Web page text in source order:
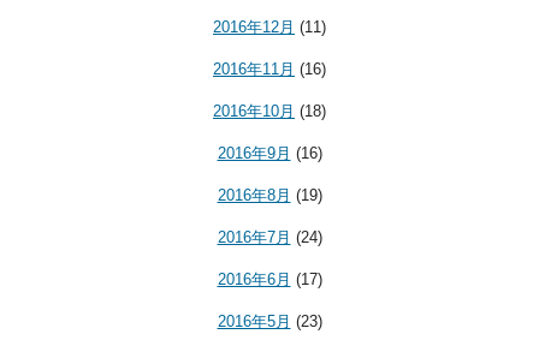
2016年12月 (11)
2016年11月 (16)
2016年10月 (18)
2016年9月 (16)
2016年8月 (19)
2016年7月 (24)
2016年6月 (17)
2016年5月 (23)